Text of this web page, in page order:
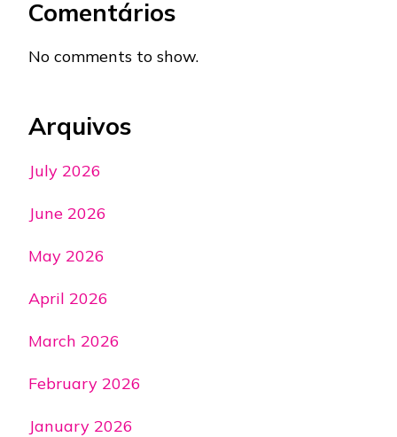
Comentários
No comments to show.
Arquivos
July 2026
June 2026
May 2026
April 2026
March 2026
February 2026
January 2026